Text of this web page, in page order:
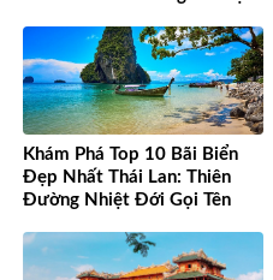
Khám Phá Top 10 Bãi Biển
Đẹp Nhất Thái Lan: Thiên
Đường Nhiệt Đới Gọi Tên